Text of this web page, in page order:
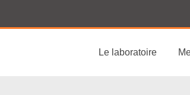
Le laboratoire